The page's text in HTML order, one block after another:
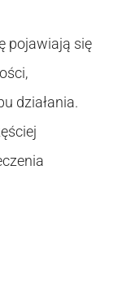
pojawiają się
działania.